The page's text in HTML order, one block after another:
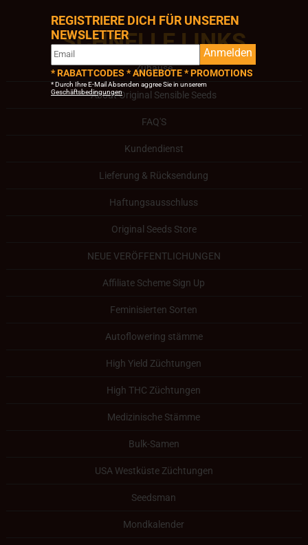
SCHNELLE LINKS
Zuhause
About Original Sensible Seeds
FAQ'S
Kundendienst
Lieferung & Rücksendung
Haftungsausschluss
Original Seeds Store
NEUE VERÖFFENTLICHUNGEN
Affiliate Scheme Sign Up
Feminisierten Sorten
Autoflowering stämme
High Yield Züchtungen
High THC Züchtungen
Medizinische Stämme
Bulk-Samen
USA Westküste Züchtungen
Seedsman
Mondkalender
REGISTRIERE DICH FÜR UNSEREN
NEWSLETTER
Anmelden
* RABATTCODES * ANGEBOTE * PROMOTIONS
* Durch Ihre E-Mail Absenden aggree Sie in unserem
Geschäftsbedingungen